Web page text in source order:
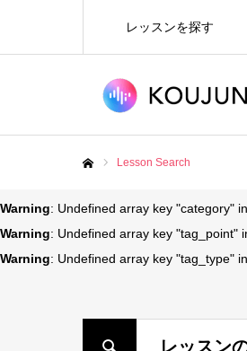
レッスンを探す
Lesson Search
Warning: Undefined array key "category" in
Warning: Undefined array key "tag_point"
Warning: Undefined array key "tag_type" in
レッスン